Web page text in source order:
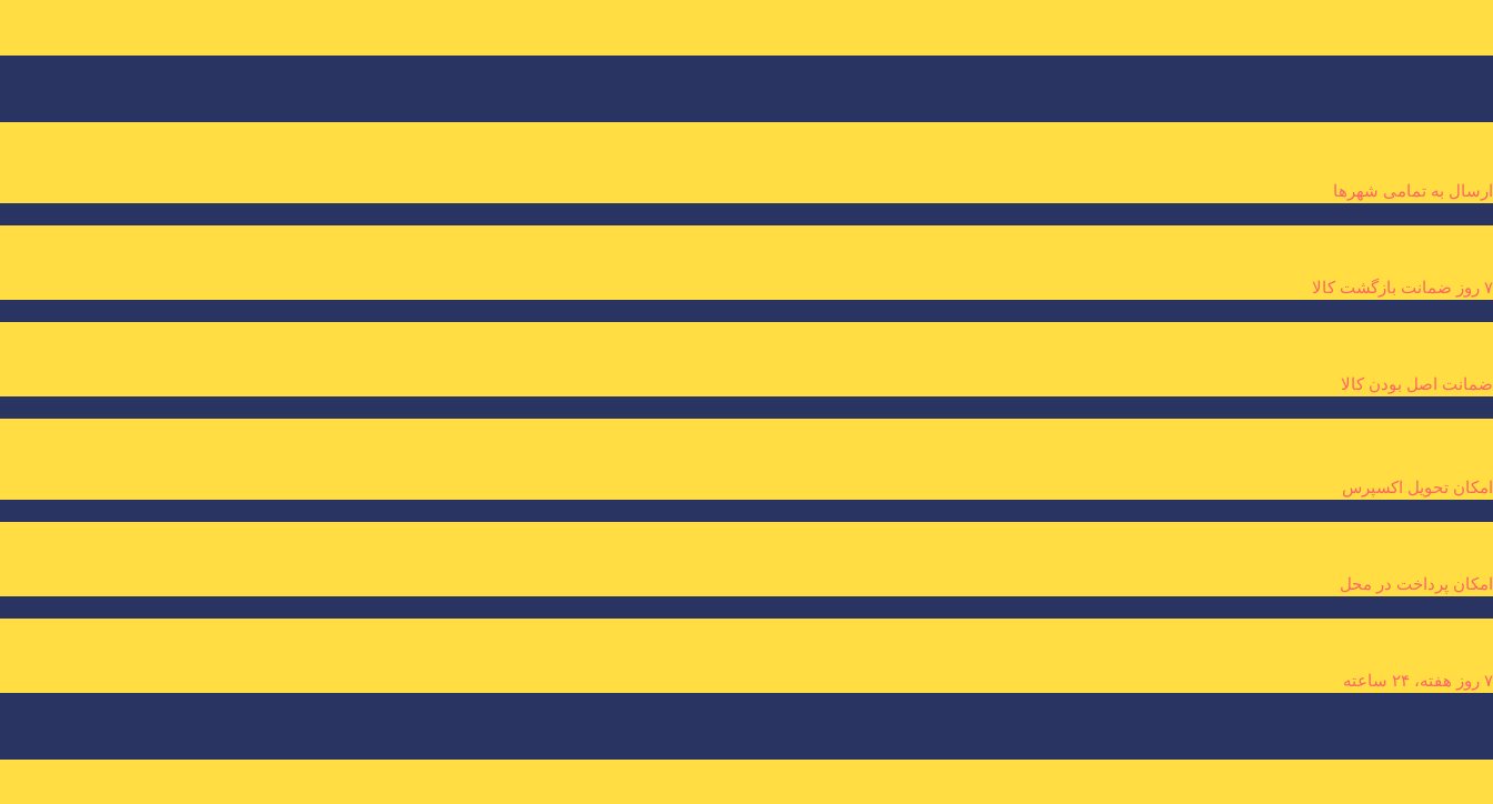
ارسال به تمامی شهرها
۷ روز ضمانت بازگشت کالا
ضمانت اصل بودن کالا
امکان تحویل اکسپرس
امکان پرداخت در محل
۷ روز هفته، ۲۴ ساعته